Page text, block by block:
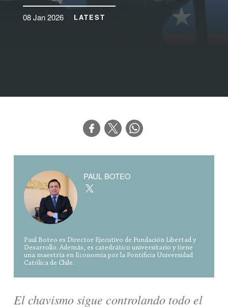
08 Jan 2026 LATEST
El chavismo sigue controlando todo el
PAUL BOTEO
Paul Boteo es Director Ejecutivo de Fundación Libertad y
Desarrollo. Además, es catedrático universitario y tiene
una maestría en Economía por la Pontificia Universidad
Católica de Chile.